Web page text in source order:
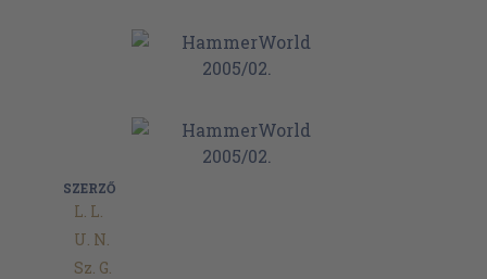
SZERZŐ
L. L.
U. N.
Sz. G.